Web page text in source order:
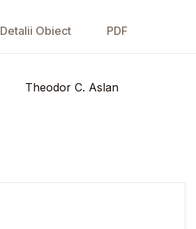
Detalii Obiect PDF
Theodor C. Aslan